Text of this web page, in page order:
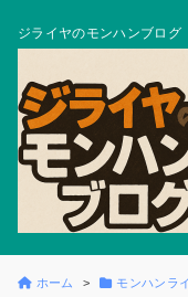
ジライヤのモンハンブログ
ホーム モンハンラ